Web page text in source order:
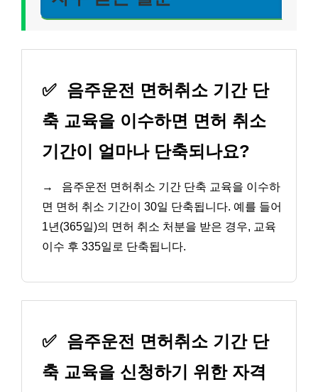
✅ 음주운전 면허취소 기간 단
축 교육을 이수하면 면허 취소
기간이 얼마나 단축되나요?
→
음주운전 면허취소 기간 단축 교육을 이수하
면 면허 취소 기간이 30일 단축됩니다. 예를 들어
1년(365일)의 면허 취소 처분을 받은 경우, 교육
이수 후 335일로 단축됩니다.
✅ 음주운전 면허취소 기간 단
축 교육을 신청하기 위한 자격